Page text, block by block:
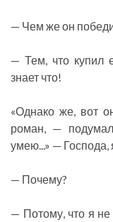
— Чем же он
— Тем, что купил
знает что!
«Однако же, вот
роман, —
умею...» — Господа,
— Почему?
— Потому, что я